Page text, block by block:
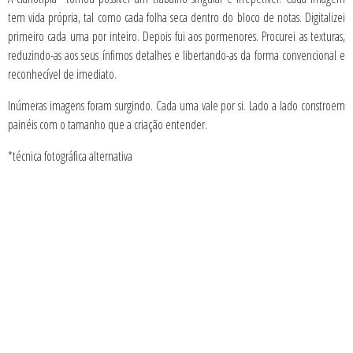
tem vida própria, tal como cada folha seca dentro do bloco de notas. Digitalizei
primeiro cada uma por inteiro. Depois fui aos pormenores. Procurei as texturas,
reduzindo-as aos seus ínfimos detalhes e libertando-as da forma convencional e
reconhecível de imediato.
Inúmeras imagens foram surgindo. Cada uma vale por si. Lado a lado constroem
painéis com o tamanho que a criação entender.
*técnica fotográfica alternativa